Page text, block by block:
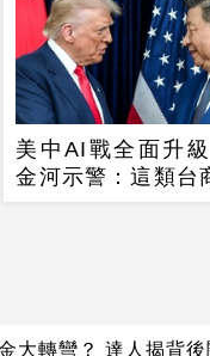
美中AI戰全面升
金河示警：這類台
了
大轉彎？ 達人揭背